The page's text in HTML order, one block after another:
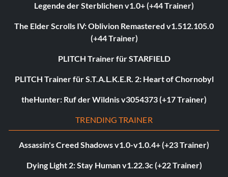
Legende der Sterblichen v1.0+ (+44 Trainer)
The Elder Scrolls IV: Oblivion Remastered v1.512.105.0
(+44 Trainer)
PLITCH Trainer für STARFIELD
PLITCH Trainer für S.T.A.L.K.E.R. 2: Heart of Chornobyl
theHunter: Ruf der Wildnis v3054373 (+17 Trainer)
TRENDING TRAINER
Assassin's Creed Shadows v1.0-v1.0.4+ (+23 Trainer)
Dying Light 2: Stay Human v1.22.3c (+22 Trainer)